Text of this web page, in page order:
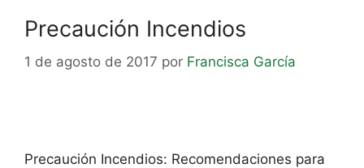
Precaución Incendios
1 de agosto de 2017 por Francisca García
Precaución Incendios: Recomendaciones para